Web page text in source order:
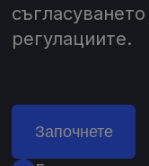
регулациите.
Започнете